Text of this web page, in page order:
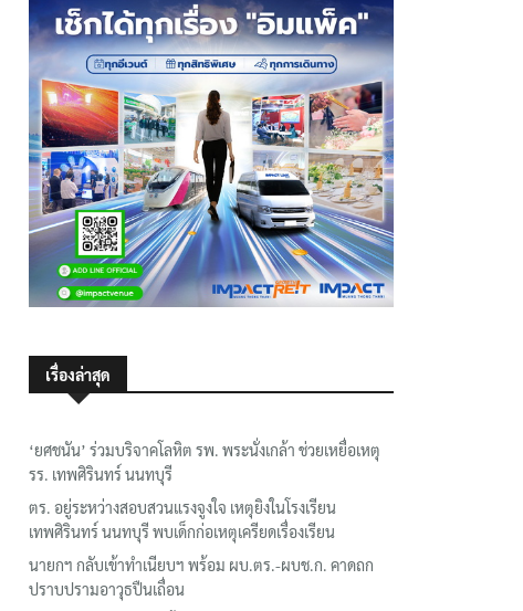
เรื่องล่าสุด
‘ยศชนัน’ ร่วมบริจาคโลหิต รพ. พระนั่งเกล้า ช่วยเหยื่อเหตุ
รร. เทพศิรินทร์ นนทบุรี
ตร. อยู่ระหว่างสอบสวนแรงจูงใจ เหตุยิงในโรงเรียน
เทพศิรินทร์ นนทบุรี พบเด็กก่อเหตุเครียดเรื่องเรียน
นายกฯ กลับเข้าทำเนียบฯ พร้อม ผบ.ตร.-ผบช.ก. คาดถก
ปราบปรามอาวุธปืนเถื่อน